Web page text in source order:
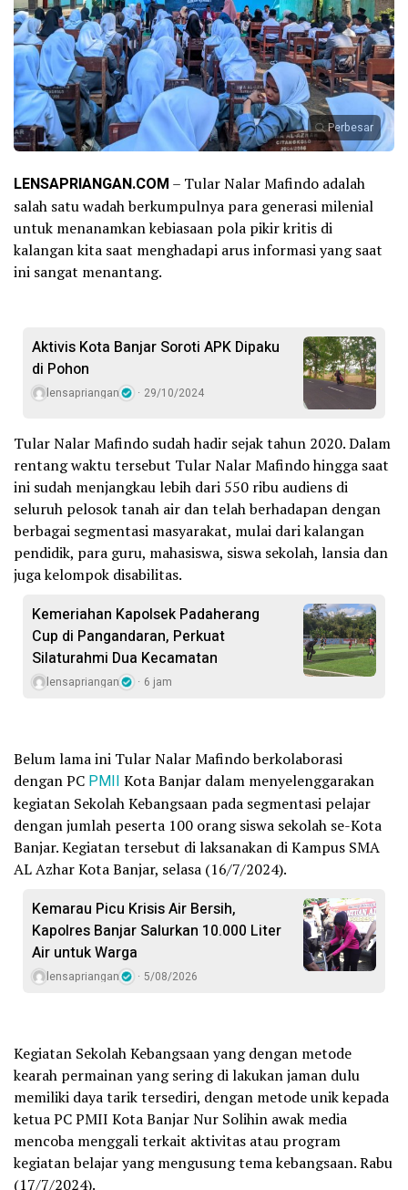
Perbesar
LENSAPRIANGAN.COM – Tular Nalar Mafindo adalah
salah satu wadah berkumpulnya para generasi milenial
untuk menanamkan kebiasaan pola pikir kritis di
kalangan kita saat menghadapi arus informasi yang saat
ini sangat menantang.
Aktivis Kota Banjar Soroti APK Dipaku
di Pohon
lensapriangan 29/10/2024
Tular Nalar Mafindo sudah hadir sejak tahun 2020. Dalam
rentang waktu tersebut Tular Nalar Mafindo hingga saat
ini sudah menjangkau lebih dari 550 ribu audiens di
seluruh pelosok tanah air dan telah berhadapan dengan
berbagai segmentasi masyarakat, mulai dari kalangan
pendidik, para guru, mahasiswa, siswa sekolah, lansia dan
juga kelompok disabilitas.
Kemeriahan Kapolsek Padaherang
Cup di Pangandaran, Perkuat
Silaturahmi Dua Kecamatan
lensapriangan 6 jam
Belum lama ini Tular Nalar Mafindo berkolaborasi
dengan PC PMII Kota Banjar dalam menyelenggarakan
kegiatan Sekolah Kebangsaan pada segmentasi pelajar
dengan jumlah peserta 100 orang siswa sekolah se-Kota
Banjar. Kegiatan tersebut di laksanakan di Kampus SMA
AL Azhar Kota Banjar, selasa (16/7/2024).
Kemarau Picu Krisis Air Bersih,
Kapolres Banjar Salurkan 10.000 Liter
Air untuk Warga
lensapriangan 5/08/2026
Kegiatan Sekolah Kebangsaan yang dengan metode
kearah permainan yang sering di lakukan jaman dulu
memiliki daya tarik tersediri, dengan metode unik kepada
ketua PC PMII Kota Banjar Nur Solihin awak media
mencoba menggali terkait aktivitas atau program
kegiatan belajar yang mengusung tema kebangsaan. Rabu
(17/7/2024).